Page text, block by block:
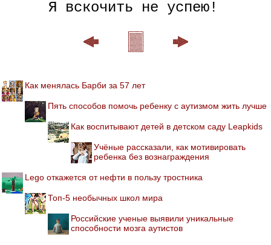
Как менялась Барби за 57 лет
Пять способов помочь ребенку с аутизмом жить лучше
Как воспитывают детей в детском саду Leapkids
Учёные рассказали, как мотивировать
ребенка без вознаграждения
Lego откажется от нефти в пользу тростника
Топ-5 необычных школ мира
Российские ученые выявили уникальные
способности мозга аутистов